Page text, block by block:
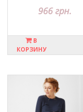
966 грн.
В
КОРЗИНУ